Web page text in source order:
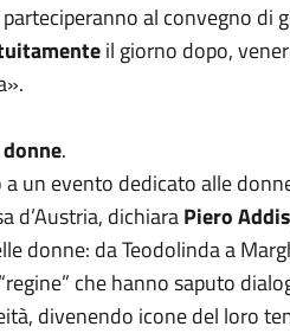
al convegno di
il giorno dopo,
.
un evento dedicato alle
d’Austria, dichiaraPieroAddis
donne: da Teodolinda a
che hanno saputo
divenendo icone del loro